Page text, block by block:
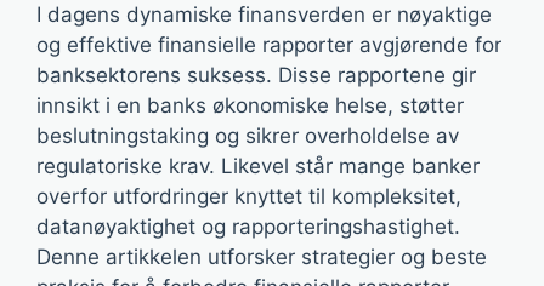
I dagens dynamiske finansverden er nøyaktige
og effektive finansielle rapporter avgjørende for
banksektorens suksess. Disse rapportene gir
innsikt i en banks økonomiske helse, støtter
beslutningstaking og sikrer overholdelse av
regulatoriske krav. Likevel står mange banker
overfor utfordringer knyttet til kompleksitet,
datanøyaktighet og rapporteringshastighet.
Denne artikkelen utforsker strategier og beste